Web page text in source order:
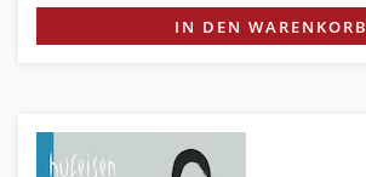
IN DEN WARENKORB